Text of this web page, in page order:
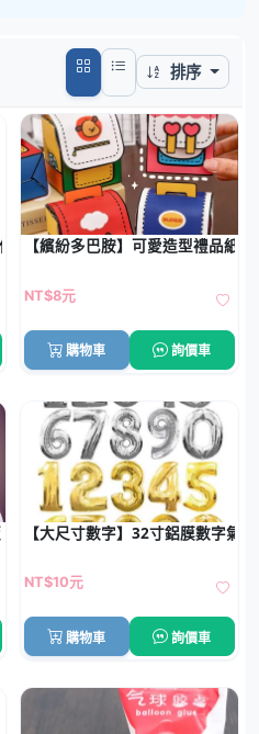
排序
真手工雞蛋
【繽紛多巴胺】可愛造型禮品紙
NT$8元
購物車 詢價車
- 抹奶油切麵饅頭多功能刮刀
【大尺寸數字】32寸鋁膜數字氣
NT$10元
購物車 詢價車